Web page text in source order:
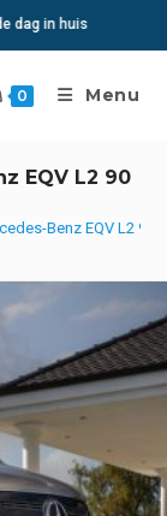
dag in huis
0 Menu
EQV L2 90
Benz EQV L2 90